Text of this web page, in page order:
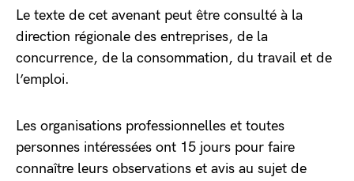
Le texte de cet avenant peut être consulté à la
direction régionale des entreprises, de la
concurrence, de la consommation, du travail et de
l’emploi.
Les organisations professionnelles et toutes
personnes intéressées ont 15 jours pour faire
connaître leurs observations et avis au sujet de